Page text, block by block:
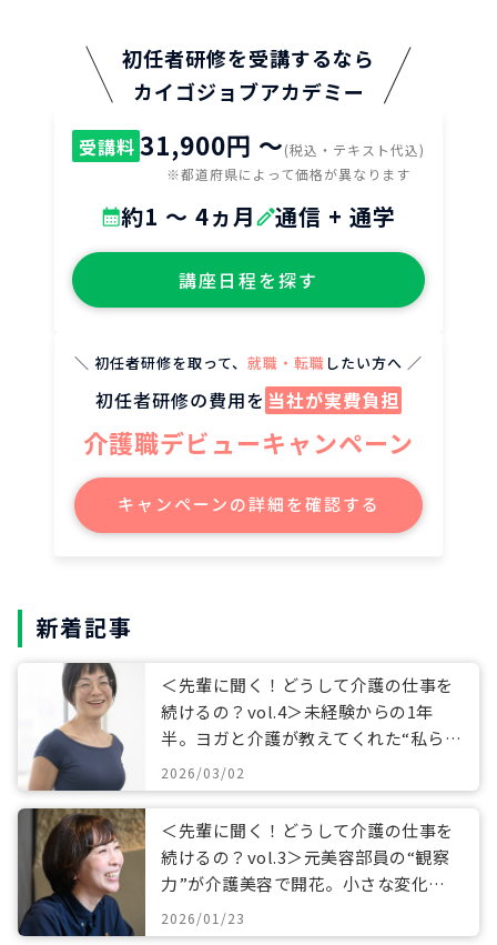
初任者研修を受講するなら
カイゴジョブアカデミー
受講料 31,900円 〜(税込・テキスト代込)
※都道府県によって価格が異なります
約1 ～ 4ヵ月 通信 + 通学
講座日程を探す
＼ 初任者研修を取って、 就職・転職 したい方へ ／
初任者研修の費用を 当社が実費負担
介護職デビューキャンペーン
キャンペーンの詳細を確認する
新着記事
＜先輩に聞く！どうして介護の仕事を
続けるの？vol.4＞未経験からの1年
半。ヨガと介護が教えてくれた“私らし
い働き方”
2026/03/02
＜先輩に聞く！どうして介護の仕事を
続けるの？vol.3＞元美容部員の“観察
力”が介護美容で開花。小さな変化に
寄り添うケアとは
2026/01/23